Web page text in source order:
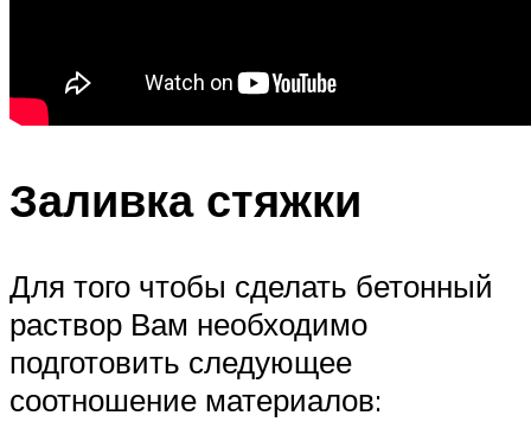
Заливка стяжки
Для того чтобы сделать бетонный
раствор Вам необходимо
подготовить следующее
соотношение материалов: